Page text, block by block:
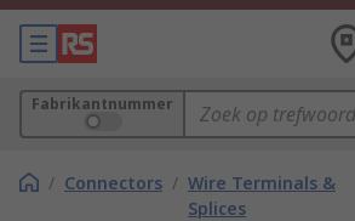
Fabrikantnummer
/ Connectors / Wire Terminals &
Splices